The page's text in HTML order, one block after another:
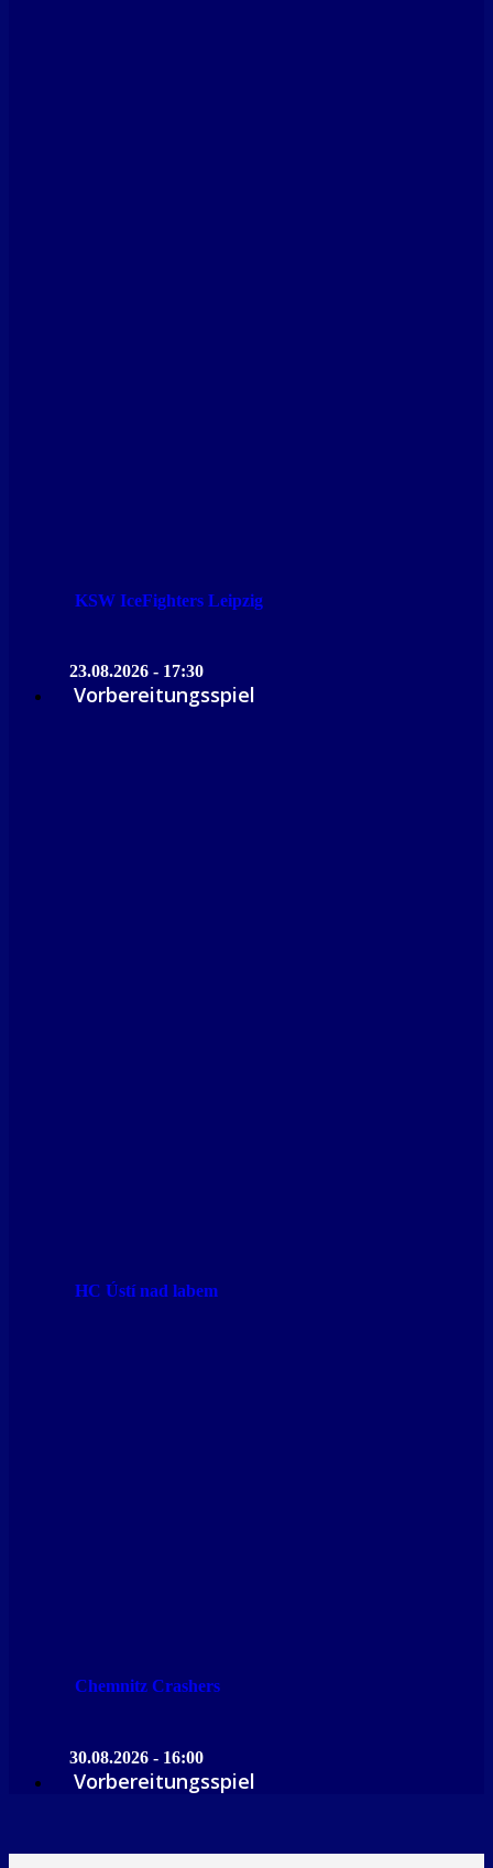
KSW IceFighters Leipzig
23.08.2026 - 17:30
Vorbereitungsspiel
HC Ústí nad labem
Chemnitz Crashers
30.08.2026 - 16:00
Vorbereitungsspiel